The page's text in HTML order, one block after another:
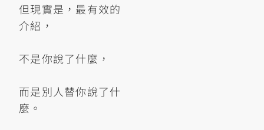
但現實是，最有效的
介紹，
不是你說了什麼，
而是別人替你說了什
麼。